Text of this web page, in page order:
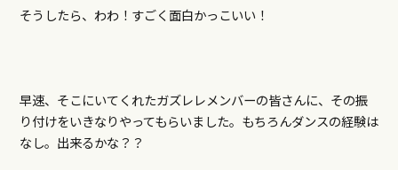
そうしたら、わわ！すごく面白かっこいい！
早速、そこにいてくれたガズレレメンバーの皆さんに、その振
り付けをいきなりやってもらいました。もちろんダンスの経験は
なし。出来るかな？？